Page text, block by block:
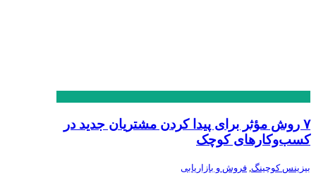
۷ روش مؤثر برای پیدا کردن مشتریان جدید در
کسب‌وکارهای کوچک
بیزینس کوچینگ فروش و بازاریابی